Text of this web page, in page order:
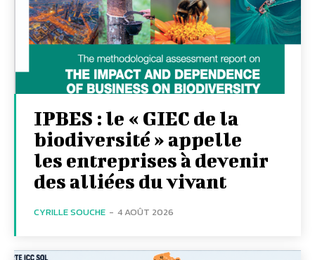
IPBES : le « GIEC de la
biodiversité » appelle
les entreprises à devenir
des alliées du vivant
CYRILLE SOUCHE - 4 AOÛT 2026